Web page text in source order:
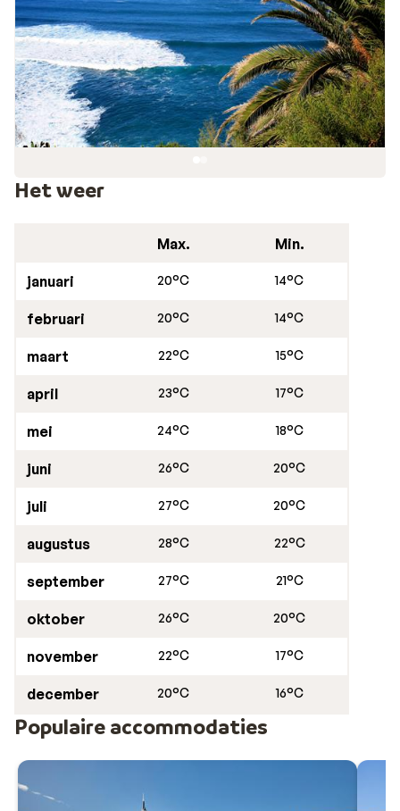
Het weer
Max. Min.
januari 20°C 14°C
februari 20°C 14°C
maart 22°C 15°C
april 23°C 17°C
mei 24°C 18°C
juni 26°C 20°C
juli 27°C 20°C
augustus 28°C 22°C
september 27°C 21°C
oktober 26°C 20°C
november 22°C 17°C
december 20°C 16°C
Populaire accommodaties